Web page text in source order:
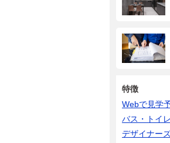
特徴
Webで見学
バス・トイ
デザイナー